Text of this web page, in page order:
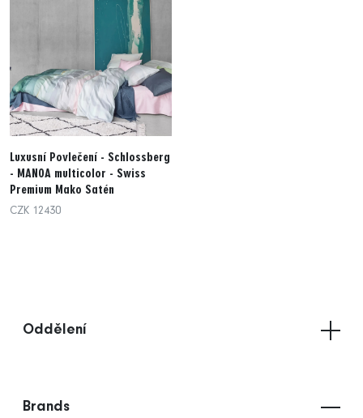
Luxusní Povlečení - Schlossberg
- MANOA multicolor - Swiss
Premium Mako Satén
CZK 12430
Oddělení
Brands